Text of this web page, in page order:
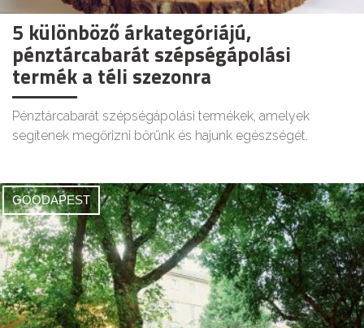
5 különböző árkategóriájú,
pénztárcabarát szépségápolási
termék a téli szezonra
Pénztárcabarát szépségápolási termékek, amelyek
segítenek megőrizni bőrünk és hajunk egészségét.
GOODAPEST